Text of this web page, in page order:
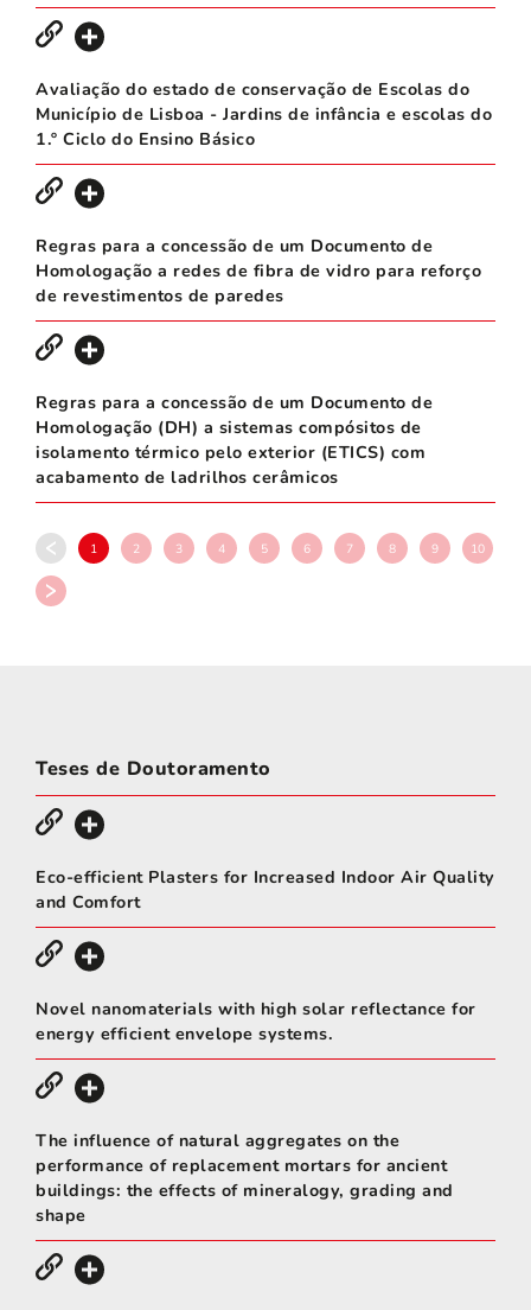
Avaliação do estado de conservação de Escolas do
Município de Lisboa - Jardins de infância e escolas do
1.º Ciclo do Ensino Básico
Regras para a concessão de um Documento de
Homologação a redes de fibra de vidro para reforço
de revestimentos de paredes
Regras para a concessão de um Documento de
Homologação (DH) a sistemas compósitos de
isolamento térmico pelo exterior (ETICS) com
acabamento de ladrilhos cerâmicos
1 2 3 4 5 6 7 8 9 10
Teses de Doutoramento
Eco-efficient Plasters for Increased Indoor Air Quality
and Comfort
Novel nanomaterials with high solar reflectance for
energy efficient envelope systems.
The influence of natural aggregates on the
performance of replacement mortars for ancient
buildings: the effects of mineralogy, grading and
shape